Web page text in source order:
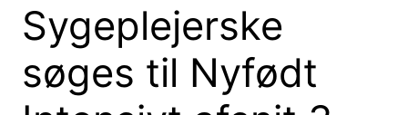
Sygeplejerske
søges til Nyfødt